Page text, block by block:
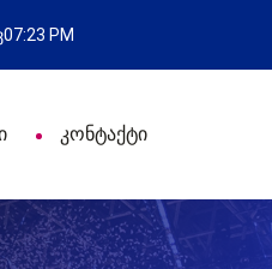
ეკომიგრანტს
07:23 PM
კონტაქტი